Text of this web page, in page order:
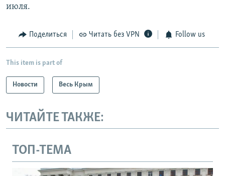
июля.
Поделиться Читать без VPN Follow us
This item is part of
Новости Весь Крым
ЧИТАЙТЕ ТАКЖЕ:
ТОП-ТЕМА